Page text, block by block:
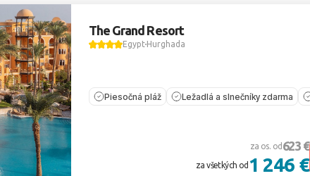
The Grand Resort
EgyptHurghada
Piesočná pláž Ležadlá a slnečníky zdarma
za os. od 623 €
za všetkých od 1 246 €